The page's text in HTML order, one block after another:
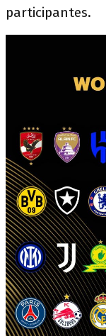
participantes.